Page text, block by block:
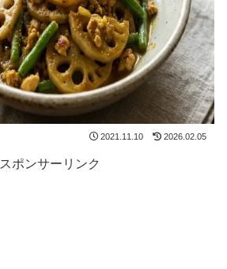
2021.11.10 2026.02.05
スポンサーリンク